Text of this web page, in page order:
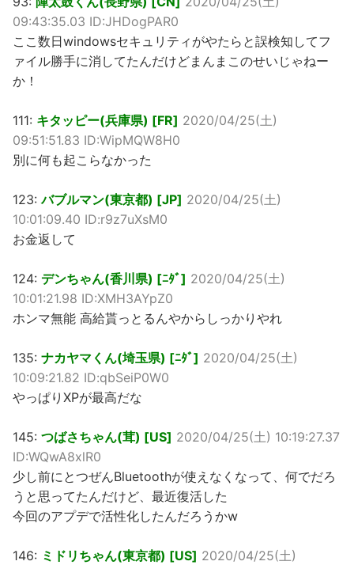
09:43:35.03 ID:JHDogPAR0
ここ数日windowsセキュリティがやたらと誤検知してフ
ァイル勝手に消してたんだけどまんまこのせいじゃねー
か！
111: キタッピー(兵庫県) [FR] 2020/04/25(土)
09:51:51.83 ID:WipMQW8H0
別に何も起こらなかった
123:バブルマン(東京都) [JP] 2020/04/25(土)
10:01:09.40 ID:r9z7uXsM0
お金返して
124: デンちゃん(香川県) [ﾆﾀﾞ] 2020/04/25(土)
10:01:21.98 ID:XMH3AYpZ0
ホンマ無能 高給貰っとるんやからしっかりやれ
135: ナカヤマくん(埼玉県) [ﾆﾀﾞ] 2020/04/25(土)
10:09:21.82 ID:qbSeiP0W0
やっぱりXPが最高だな
145: つばさちゃん(茸) [US] 2020/04/25(土) 10:19:27.37
ID:WQwA8xlR0
少し前にとつぜんBluetoothが使えなくなって、何でだろ
うと思ってたんだけど、最近復活した
今回のアプデで活性化したんだろうかw
146: ミドリちゃん(東京都) [US] 2020/04/25(土)